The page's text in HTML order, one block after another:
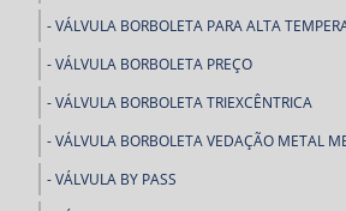
VÁLVULA BORBOLETA PARA ALTA
VÁLVULA BORBOLETA PREÇO
VÁLVULA BORBOLETA TRIEXCÊNTRICA
VÁLVULA BORBOLETA VEDAÇÃO METAL
VÁLVULA BY PASS